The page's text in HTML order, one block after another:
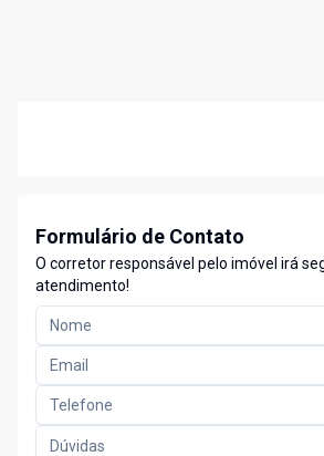
Formulário de Contato
O corretor responsável pelo imóvel irá
atendimento!